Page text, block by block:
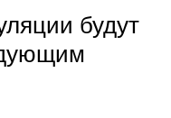
будут